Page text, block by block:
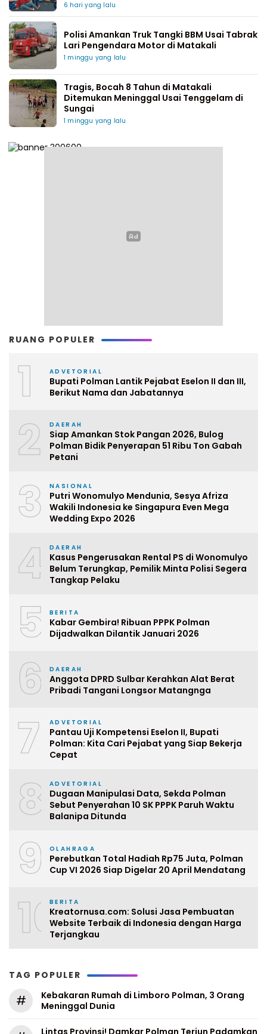
6 hari yang lalu
Polisi Amankan Truk Tangki BBM Usai Tabrak
Lari Pengendara Motor di Matakali
1 minggu yang lalu
Tragis, Bocah 8 Tahun di Matakali
Ditemukan Meninggal Usai Tenggelam di
Sungai
1 minggu yang lalu
RUANG POPULER
1 ADVETORIAL
Bupati Polman Lantik Pejabat Eselon II dan III,
Berikut Nama dan Jabatannya
2 DAERAH
Siap Amankan Stok Pangan 2026, Bulog
Polman Bidik Penyerapan 51 Ribu Ton Gabah
Petani
3 NASIONAL
Putri Wonomulyo Mendunia, Sesya Afriza
Wakili Indonesia ke Singapura Even Mega
Wedding Expo 2026
4 DAERAH
Kasus Pengerusakan Rental PS di Wonomulyo
Belum Terungkap, Pemilik Minta Polisi Segera
Tangkap Pelaku
5 BERITA
Kabar Gembira! Ribuan PPPK Polman
Dijadwalkan Dilantik Januari 2026
6 DAERAH
Anggota DPRD Sulbar Kerahkan Alat Berat
Pribadi Tangani Longsor Matangnga
7 ADVETORIAL
Pantau Uji Kompetensi Eselon II, Bupati
Polman: Kita Cari Pejabat yang Siap Bekerja
Cepat
8 ADVETORIAL
Dugaan Manipulasi Data, Sekda Polman
Sebut Penyerahan 10 SK PPPK Paruh Waktu
Balanipa Ditunda
9 OLAHRAGA
Perebutkan Total Hadiah Rp75 Juta, Polman
Cup VI 2026 Siap Digelar 20 April Mendatang
10BERITA
Kreatornusa.com: Solusi Jasa Pembuatan
Website Terbaik di Indonesia dengan Harga
Terjangkau
TAG POPULER
#
Kebakaran Rumah di Limboro Polman, 3 Orang
Meninggal Dunia